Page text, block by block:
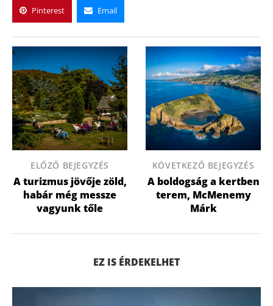
Pinterest Email
ELŐZŐ BEJEGYZÉS
A turizmus jövője zöld,
habár még messze
vagyunk tőle
KÖVETKEZŐ BEJEGYZÉS
A boldogság a kertben
terem, McMenemy
Márk
EZ IS ÉRDEKELHET